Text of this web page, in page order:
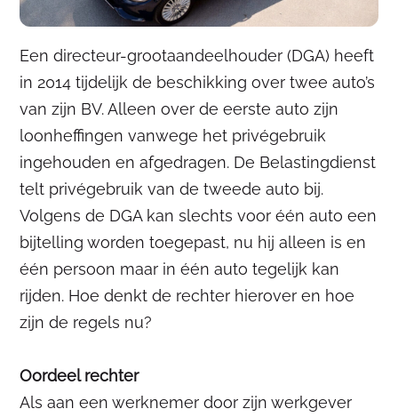
Een directeur-grootaandeelhouder (DGA) heeft
in 2014 tijdelijk de beschikking over twee auto’s
van zijn BV. Alleen over de eerste auto zijn
loonheffingen vanwege het privégebruik
ingehouden en afgedragen. De Belastingdienst
telt privégebruik van de tweede auto bij.
Volgens de DGA kan slechts voor één auto een
bijtelling worden toegepast, nu hij alleen is en
één persoon maar in één auto tegelijk kan
rijden. Hoe denkt de rechter hierover en hoe
zijn de regels nu?
Oordeel rechter
Als aan een werknemer door zijn werkgever